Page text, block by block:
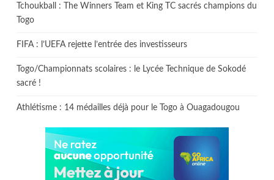
Tchoukball : The Winners Team et King TC sacrés champions du
Togo
FIFA : l’UEFA rejette l’entrée des investisseurs
Togo/Championnats scolaires : le Lycée Technique de Sokodé
sacré !
Athlétisme : 14 médailles déjà pour le Togo à Ouagadougou